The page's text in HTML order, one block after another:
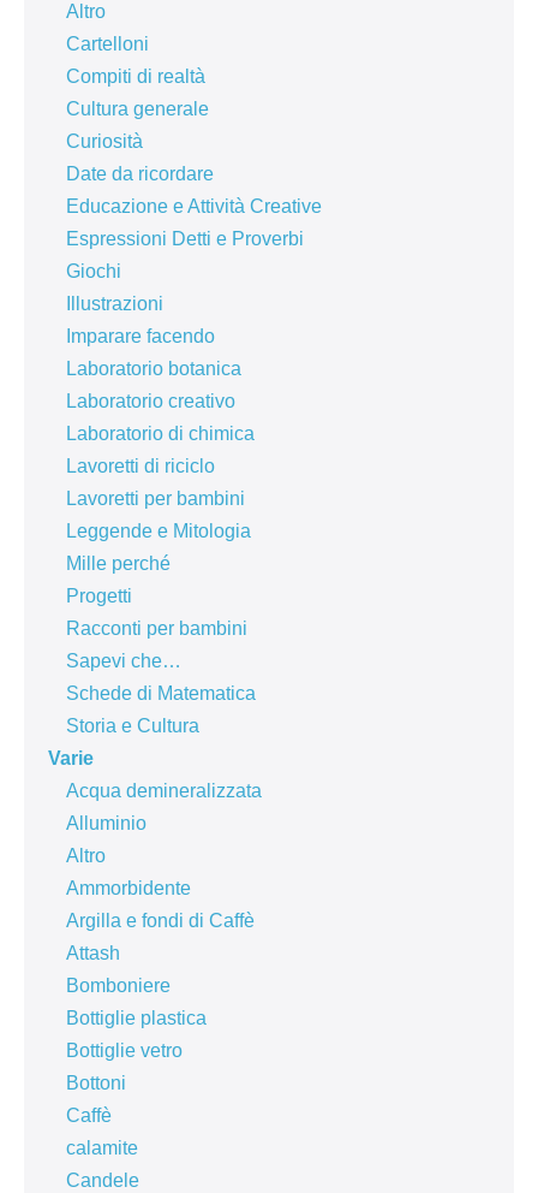
Altro
Cartelloni
Compiti di realtà
Cultura generale
Curiosità
Date da ricordare
Educazione e Attività Creative
Espressioni Detti e Proverbi
Giochi
Illustrazioni
Imparare facendo
Laboratorio botanica
Laboratorio creativo
Laboratorio di chimica
Lavoretti di riciclo
Lavoretti per bambini
Leggende e Mitologia
Mille perché
Progetti
Racconti per bambini
Sapevi che…
Schede di Matematica
Storia e Cultura
Varie
Acqua demineralizzata
Alluminio
Altro
Ammorbidente
Argilla e fondi di Caffè
Attash
Bomboniere
Bottiglie plastica
Bottiglie vetro
Bottoni
Caffè
calamite
Candele